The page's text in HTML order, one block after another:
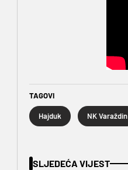
TAGOVI
Hajduk NK Varaždin
SLJEDEĆA VIJEST